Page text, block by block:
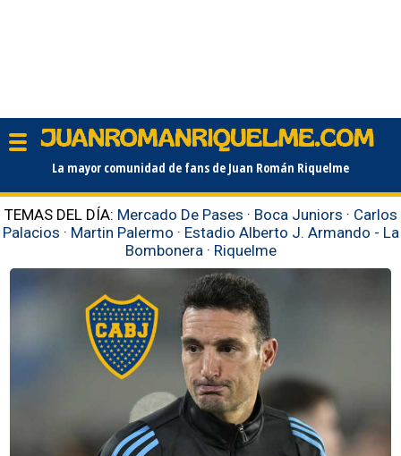
La mayor comunidad de fans de Juan Román Riquelme
TEMAS DEL DÍA: Mercado De Pases · Boca Juniors · Carlos
Palacios · Martin Palermo · Estadio Alberto J. Armando - La
Bombonera · Riquelme